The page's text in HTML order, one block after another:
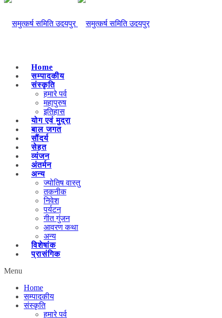
Home
सम्पादकीय
संस्कृति
हमारे पर्व
महापुरुष
इतिहास
योग एवं मुद्रा
बाल जगत
सौंदर्य
सेहत
व्यंजन
अंतर्मन
अन्य
ज्योतिष वास्तु
तकनीक
निवेश
पर्यटन
गीत गुंजन
आवरण कथा
अन्य
विशेषांक
प्रासंगिक
Menu
Home
सम्पादकीय
संस्कृति
हमारे पर्व